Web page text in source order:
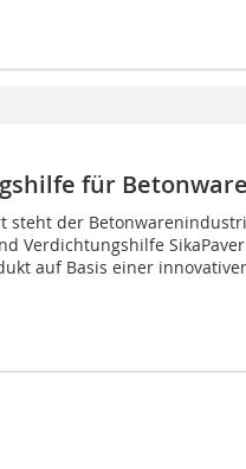
für
steht der
Verdichtungshilfe
auf Basis einer